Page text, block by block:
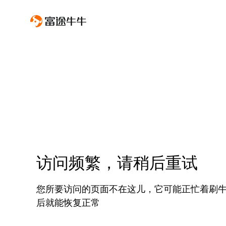
访问频繁，请稍后重试
您所要访问的页面不在这儿，它可能正忙着刷
后就能恢复正常